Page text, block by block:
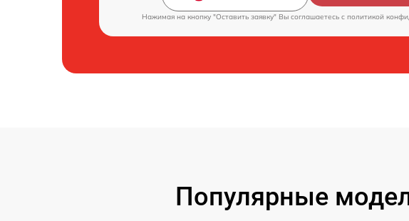
Нажимая на кнопку "Оставить заявку" Вы соглашаетесь c политикой
Популярные